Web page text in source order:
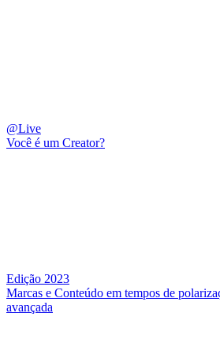
@Live
Você é um Creator?
Edição 2023
Marcas e Conteúdo em tempos de
avançada